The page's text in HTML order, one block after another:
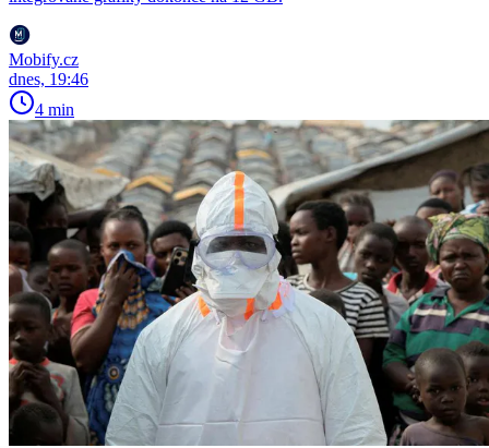
Mobify.cz
dnes, 19:46
4 min